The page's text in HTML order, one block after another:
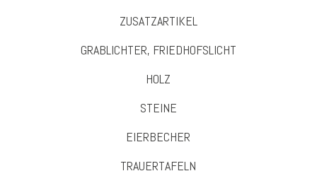
ZUSATZARTIKEL
GRABLICHTER, FRIEDHOFSLICHT
HOLZ
STEINE
EIERBECHER
TRAUERTAFELN